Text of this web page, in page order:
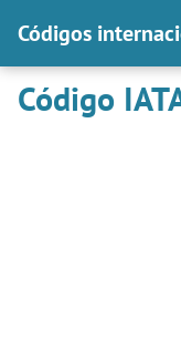
Códigos
Código